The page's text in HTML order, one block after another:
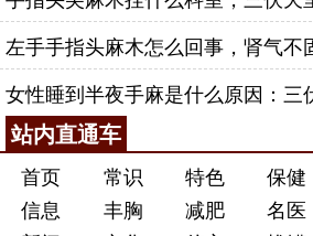
站内直通车
首页 常识 特色 保健
信息
丰胸 减肥 名医